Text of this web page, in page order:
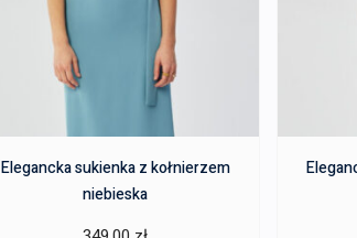
Elegancka sukienka z kołnierzem
niebieska